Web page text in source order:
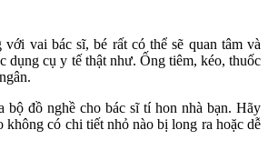
vai bác sĩ, bé rất có thể sẽ quan tâm và
dụng cụ y tế thật như. Ống tiêm, kéo, thuốc
bộ đồ nghề cho bác sĩ tí hon nhà bạn. Hãy
không có chi tiết nhỏ nào bị long ra hoặc dễ